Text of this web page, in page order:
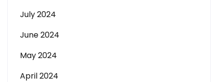
July 2024
June 2024
May 2024
April 2024